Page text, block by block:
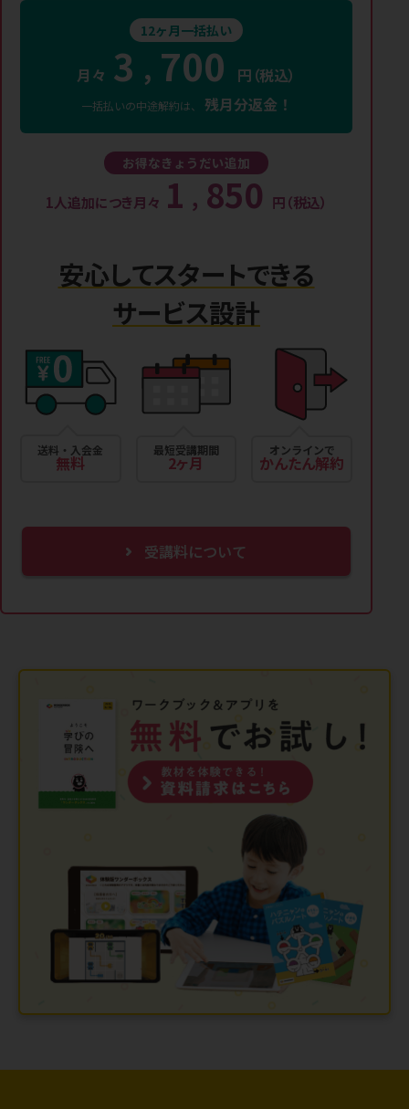
12ヶ月一括払い
月々 3 , 700 円（税込）
一括払いの中途解約は、 残月分返金！
お得なきょうだい追加
1人追加につき月々 1 , 850 円（税込）
安心してスタートできる
サービス設計
送料・入会金
無料
最短受講期間
2ヶ月
オンラインで
かんたん解約
受講料について